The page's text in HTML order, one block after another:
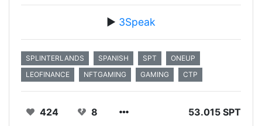
▶️ 3Speak
SPLINTERLANDS SPANISH SPT
ONEUP
LEOFINANCE
NFTGAMING GAMING CTP
424 8 53.015 SPT